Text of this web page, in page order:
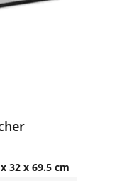
32 x 69.5 cm